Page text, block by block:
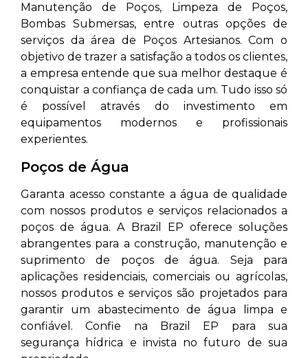
Manutenção de Poços, Limpeza de Poços,
Bombas Submersas, entre outras opções de
serviços da área de Poços Artesianos. Com o
objetivo de trazer a satisfação a todos os clientes,
a empresa entende que sua melhor destaque é
conquistar a confiança de cada um. Tudo isso só
é possível através do investimento em
equipamentos modernos e profissionais
experientes.
Poços de Água
Garanta acesso constante a água de qualidade
com nossos produtos e serviços relacionados a
poços de água. A Brazil EP oferece soluções
abrangentes para a construção, manutenção e
suprimento de poços de água. Seja para
aplicações residenciais, comerciais ou agrícolas,
nossos produtos e serviços são projetados para
garantir um abastecimento de água limpa e
confiável. Confie na Brazil EP para sua
segurança hídrica e invista no futuro de sua